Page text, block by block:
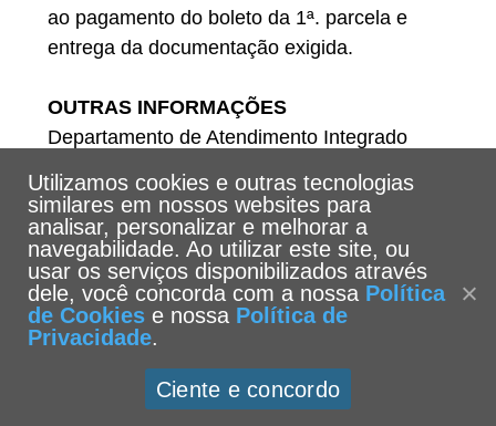
ao pagamento do boleto da 1ª. parcela e
entrega da documentação exigida.
OUTRAS INFORMAÇÕES
Departamento de Atendimento Integrado
E-mail: dat@unisantos.br
Utilizamos cookies e outras tecnologias
similares em nossos websites para
analisar, personalizar e melhorar a
navegabilidade. Ao utilizar este site, ou
usar os serviços disponibilizados através
dele, você concorda com a nossa Política
de Cookies e nossa Política de
Privacidade.
Ciente e concordo